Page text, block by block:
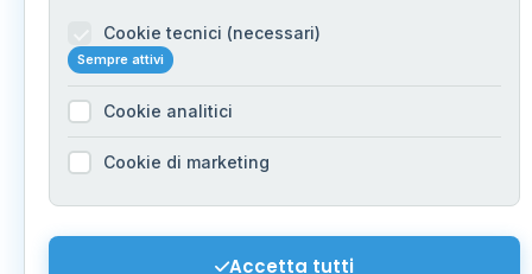
Cookie tecnici (necessari)
Sempre attivi
Cookie analitici
Cookie di marketing
Accetta tutti